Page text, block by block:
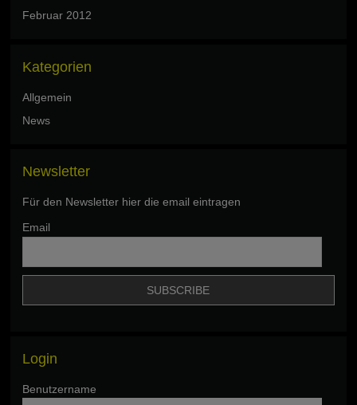
Februar 2012
Kategorien
Allgemein
News
Newsletter
Für den Newsletter hier die email eintragen
Email
Login
Benutzername